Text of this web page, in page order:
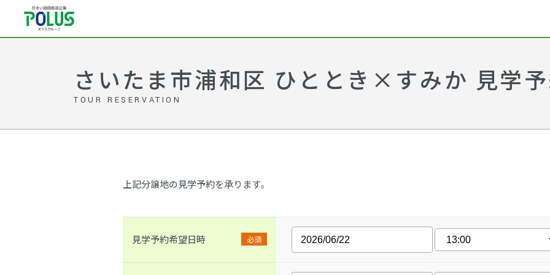
さいたま市浦和区 ひととき×すみか 見学
TOUR RESERVATION
上記分譲地の見学予約を承ります。
見学予約希望日時 必須